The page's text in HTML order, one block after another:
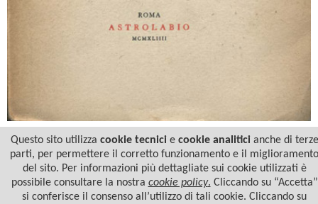
Questo sito utilizza cookie tecnicie cookie analiticianche di terze
parti, per permettere il corretto funzionamento e il miglioramento
del sito. Per informazioni più dettagliate sui cookie utilizzati è
possibile consultare la nostra cookie policy. Cliccando su “Accetta”
si conferisce il consenso all’utilizzo di tali cookie. Cliccando su